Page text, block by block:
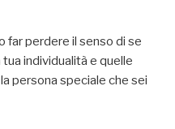
far perdere il senso di se
individualità e quelle
persona speciale che sei